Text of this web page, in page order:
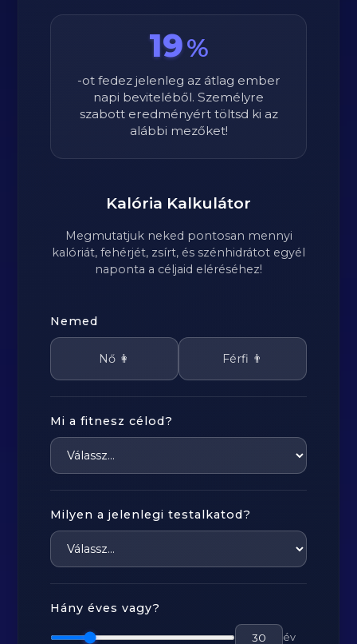
19%
-ot fedez jelenleg az átlag ember
napi beviteléből. Személyre
szabott eredményért töltsd ki az
alábbi mezőket!
Kalória Kalkulátor
Megmutatjuk neked pontosan mennyi
kalóriát, fehérjét, zsírt, és szénhidrátot egyél
naponta a céljaid eléréséhez!
Nemed
Nő 👩 Férfi 👨
Mi a fitnesz célod?
Milyen a jelenlegi testalkatod?
Hány éves vagy?
év